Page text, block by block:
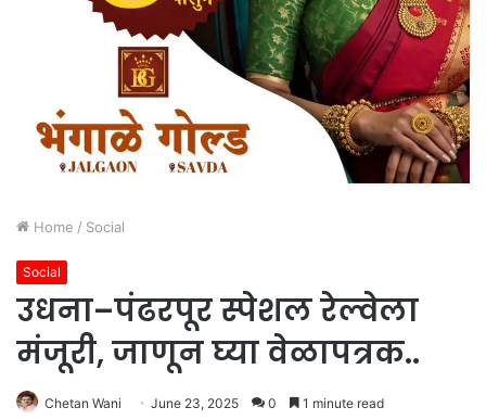
Home / Social
Social
उधना–पंढरपूर स्पेशल रेल्वेला
मंजूरी, जाणून घ्या वेळापत्रक..
Chetan Wani June 23, 2025 0 1 minute read